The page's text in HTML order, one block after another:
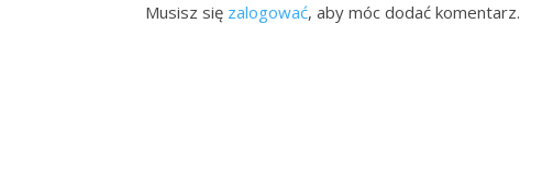
Musisz się zalogować, aby móc dodać komentarz.